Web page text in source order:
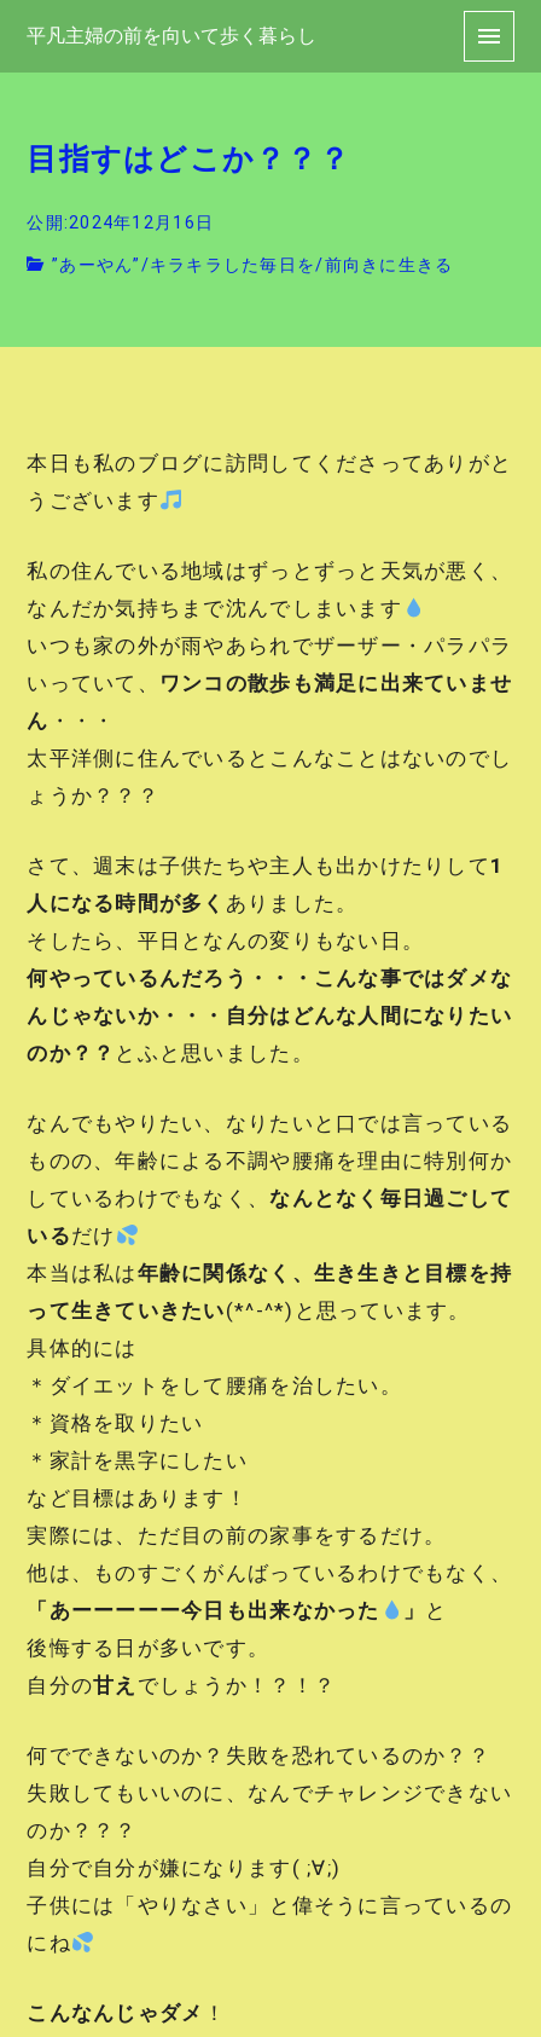
平凡主婦の前を向いて歩く暮らし
目指すはどこか？？？
公開:2024年12月16日
”あーやん”/キラキラした毎日を/前向きに生きる
本日も私のブログに訪問してくださってありがと
うございます
私の住んでいる地域はずっとずっと天気が悪く、
なんだか気持ちまで沈んでしまいます
いつも家の外が雨やあられでザーザー・パラパラ
いっていて、
ワンコの散歩も満足に出来ていませ
ん ・・・
太平洋側に住んでいるとこんなことはないのでし
ょうか？？？
さて、週末は子供たちや主人も出かけたりして 1
人になる時間が多く ありました。
そしたら、平日となんの変りもない日。
何やっているんだろう・・・こんな事ではダメな
んじゃないか・・・自分はどんな人間になりたい
のか？？ とふと思いました。
なんでもやりたい、なりたいと口では言っている
ものの、年齢による不調や腰痛を理由に特別何か
しているわけでもなく、なんとなく毎日過ごして
いるだけ
本当は私は年齢に関係なく、生き生きと目標を持
って生きていきたい(*^-^*)と思っています。
具体的には
＊ダイエットをして腰痛を治したい。
＊資格を取りたい
＊家計を黒字にしたい
など目標はあります！
実際には、ただ目の前の家事をするだけ。
他は、ものすごくがんばっているわけでもなく、
「あーーーーー今日も出来なかった
」
と
後悔する日が多いです。
自分の甘え でしょうか！？！？
何でできないのか？失敗を恐れているのか？？
失敗してもいいのに、なんでチャレンジできない
のか？？？
自分で自分が嫌になります( ;∀;)
子供には「やりなさい」と偉そうに言っているの
にね
こんなんじゃダメ ！